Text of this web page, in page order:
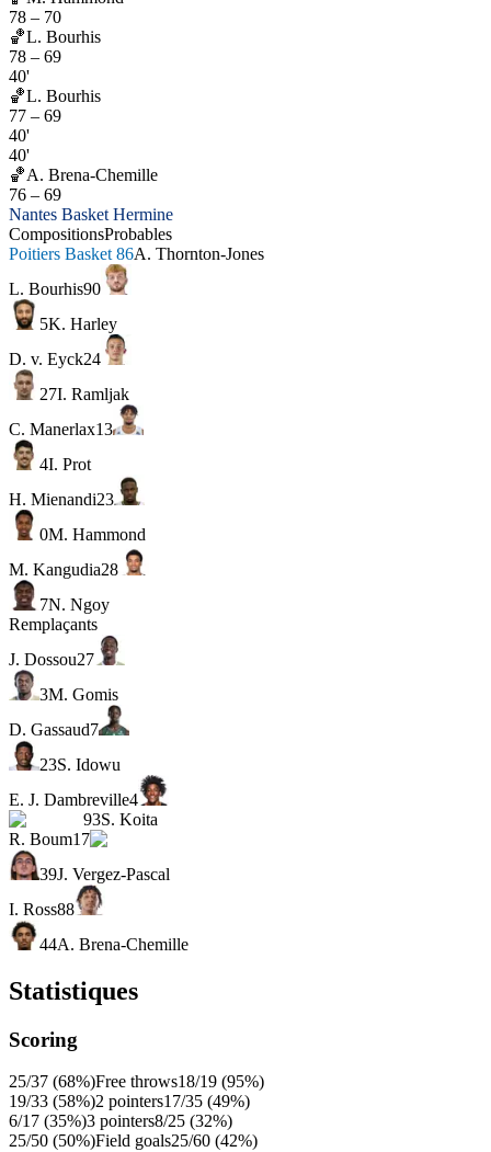
78 – 70
🏀L. Bourhis
78 – 69
40'
🏀L. Bourhis
77 – 69
40'
40'
🏀A. Brena-Chemille
76 – 69
Nantes Basket Hermine
CompositionsProbables
Poitiers Basket 86A. Thornton-Jones
L. Bourhis90
5K. Harley
D. v. Eyck24
27I. Ramljak
C. Manerlax13
4I. Prot
H. Mienandi23
0M. Hammond
M. Kangudia28
7N. Ngoy
Remplaçants
J. Dossou27
3M. Gomis
D. Gassaud7
23S. Idowu
E. J. Dambreville4
93S. Koita
R. Boum17
39J. Vergez-Pascal
I. Ross88
44A. Brena-Chemille
Statistiques
Scoring
25/37 (68%)Free throws18/19 (95%)
19/33 (58%)2 pointers17/35 (49%)
6/17 (35%)3 pointers8/25 (32%)
25/50 (50%)Field goals25/60 (42%)